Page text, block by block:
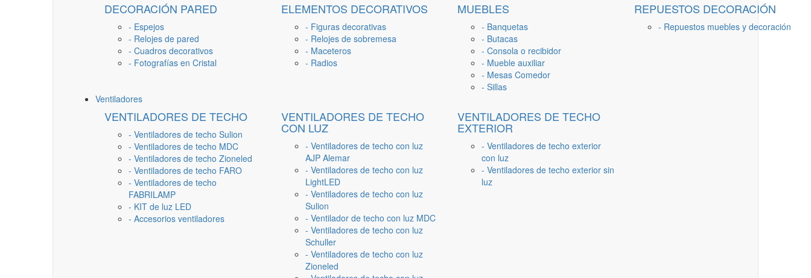
DECORACIÓN PARED
- Espejos
- Relojes de pared
- Cuadros decorativos
- Fotografías en Cristal
ELEMENTOS DECORATIVOS
- Figuras decorativas
- Relojes de sobremesa
- Maceteros
- Radios
MUEBLES
- Banquetas
- Butacas
- Consola o recibidor
- Mueble auxiliar
- Mesas Comedor
- Sillas
REPUESTOS DECORACIÓN
- Repuestos muebles y decoración
Ventiladores
VENTILADORES DE TECHO
- Ventiladores de techo Sulion
- Ventiladores de techo MDC
- Ventiladores de techo Zioneled
- Ventiladores de techo FARO
- Ventiladores de techo
FABRILAMP
- KIT de luz LED
- Accesorios ventiladores
VENTILADORES DE TECHO
CON LUZ
- Ventiladores de techo con luz
AJP Alemar
- Ventiladores de techo con luz
LightLED
- Ventiladores de techo con luz
Sulion
- Ventilador de techo con luz MDC
- Ventiladores de techo con luz
Schuller
- Ventiladores de techo con luz
Zioneled
VENTILADORES DE TECHO
EXTERIOR
- Ventiladores de techo exterior
con luz
- Ventiladores de techo exterior sin
luz